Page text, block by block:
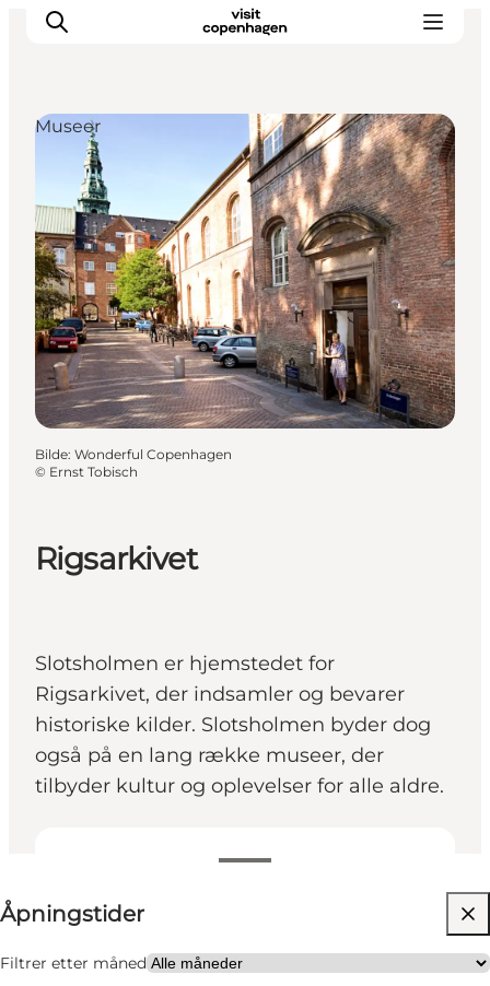
Aktiviteter
Spise og drikke
Planlegg turen din
Rigsarkivet
Slotsholmen er hjemstedet for
Rigsarkivet, der indsamler og bevarer
historiske kilder. Slotsholmen byder dog
også på en lang række museer, der
tilbyder kultur og oplevelser for alle aldre.
Åpningstider
Filtrer etter måned
Gratis
Besøk nettside
Museer
Bilde: Wonderful Copenhagen
© Ernst Tobisch